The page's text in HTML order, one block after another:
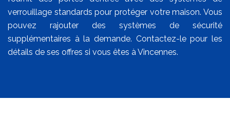
verrouillage standards pour protéger votre maison. Vous
pouvez rajouter des systèmes de sécurité
supplémentaires à la demande. Contactez-le pour les
détails de ses offres si vous êtes à Vincennes.